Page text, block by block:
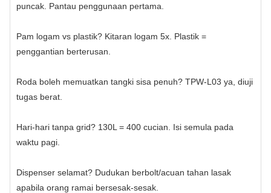
puncak. Pantau penggunaan pertama.
Pam logam vs plastik? Kitaran logam 5x. Plastik =
penggantian berterusan.
Roda boleh memuatkan tangki sisa penuh? TPW‑L03 ya, diuji
tugas berat.
Hari-hari tanpa grid? 130L = 400 cucian. Isi semula pada
waktu pagi.
Dispenser selamat? Dudukan berbolt/acuan tahan lasak
apabila orang ramai bersesak-sesak.